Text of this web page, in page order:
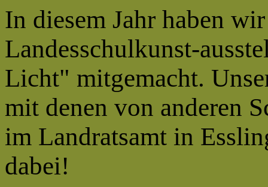
In diesem Jahr haben
Landesschulkunst-
Licht" mitgemacht.
mit denen von anderen
im Landratsamt in
dabei!